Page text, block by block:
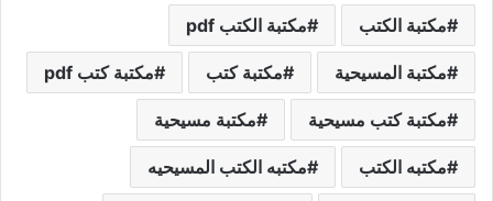
مكتبة الكتب مكتبة الكتب pdf
مكتبة المسيحية مكتبة كتب مكتبة كتب pdf
مكتبة كتب مسيحية مكتبة مسيحية
مكتبه الكتب مكتبه الكتب المسيحيه